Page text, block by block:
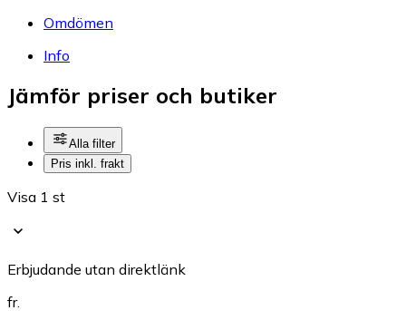
Omdömen
Info
Jämför priser och butiker
Alla filter
Pris inkl. frakt
Visa 1 st
Erbjudande utan direktlänk
fr.